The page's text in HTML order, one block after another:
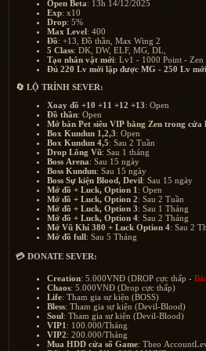
Open Beta: 13h 14/12/2025
Exp: x10
Drop: 5%
Max Level: 400
Đồ: +13, Đồ thần, Max Wing 2
5 Class: DK, DW, ELF, MG, DL,
Tạo nhân vật mới: Lv1 - 1000 Point - Zen
Đủ 220 Lv mới lập được MG - 250 Lv
🔄 LỘ TRÌNH SEVER:
Xoay đồ +10 +11 +12 +13: Open
Đồ thần: Open
Mở bán Pet siêu VIP bằng Zen trong
Box Kundun 1,2,3: Open
Box Kundun 4,5: Sau 2 Tuần
Drop Lông Vũ: Sau 1 tháng
Boss Arena: Sau 15 ngày
Boss Kundun: Sau 15 ngày
Boss Sự kiện Blood, Devil: Sau 15 ngày
Mở đồ + Luck, Option 1 : Open
Mở đồ + Luck, Option 2: Sau 2 Tuần
Mở đồ + Luck, Option 3: Sau 1 Tháng
Mở đồ + Luck, Option 4: Sau 2 Tháng
Mở Vũ Khí 380 + Luck Option 4: Sau 2
Mở đồ full: Sau 5 Tháng
💳 DONATE SEVER:
Creation: 5.000VNĐ (DROP cực thấp -
Chaos: 5.000VNĐ (Drop cực thấp)
Life: Tham gia sự kiện (BOSS)
Bless: Tham gia sự kiện (Devil-Blood)
Soul: Tham gia sự kiện (Devil-Blood)
VIP1 : 100.000/Tháng
VIP2: 200.000/Tháng
Mua HDD cửa sổ Game : Theo